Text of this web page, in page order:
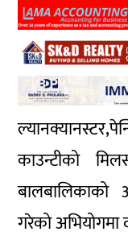
काउन्टीको
बालबालिकाको
गरेको अभियोगमा